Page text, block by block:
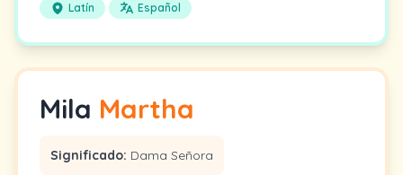
Latín Español
Mila Martha
Significado: Dama Señora